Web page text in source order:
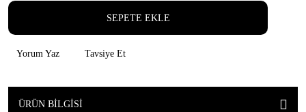
SEPETE EKLE
Yorum Yaz Tavsiye Et
ÜRÜN BILGISI